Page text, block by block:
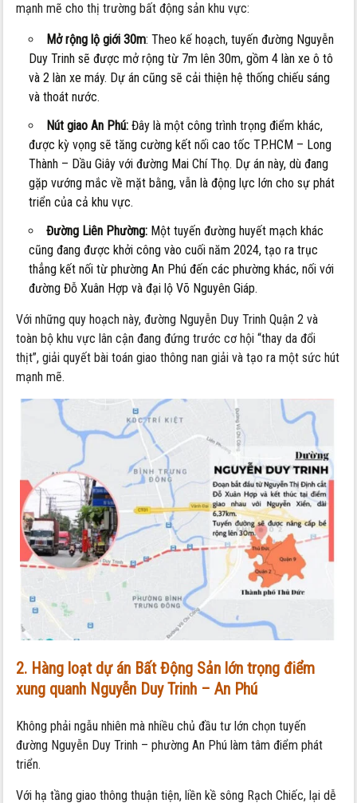
mạnh mẽ cho thị trường bất động sản khu vực:
Mở rộng lộ giới 30m: Theo kế hoạch, tuyến đường Nguyễn
Duy Trinh sẽ được mở rộng từ 7m lên 30m, gồm 4 làn xe ô tô
và 2 làn xe máy. Dự án cũng sẽ cải thiện hệ thống chiếu sáng
và thoát nước.
Nút giao An Phú: Đây là một công trình trọng điểm khác,
được kỳ vọng sẽ tăng cường kết nối cao tốc TP.HCM – Long
Thành – Dầu Giây với đường Mai Chí Thọ. Dự án này, dù đang
gặp vướng mắc về mặt bằng, vẫn là động lực lớn cho sự phát
triển của cả khu vực.
Đường Liên Phường: Một tuyến đường huyết mạch khác
cũng đang được khởi công vào cuối năm 2024, tạo ra trục
thẳng kết nối từ phường An Phú đến các phường khác, nối với
đường Đỗ Xuân Hợp và đại lộ Võ Nguyên Giáp.
Với những quy hoạch này, đường Nguyễn Duy Trinh Quận 2 và
toàn bộ khu vực lân cận đang đứng trước cơ hội “thay da đổi
thịt”, giải quyết bài toán giao thông nan giải và tạo ra một sức hút
mạnh mẽ.
2. Hàng loạt dự án Bất Động Sản lớn trọng điểm
xung quanh Nguyễn Duy Trinh – An Phú
Không phải ngẫu nhiên mà nhiều chủ đầu tư lớn chọn tuyến
đường Nguyễn Duy Trinh – phường An Phú làm tâm điểm phát
triển.
Với hạ tầng giao thông thuận tiện, liền kề sông Rạch Chiếc, lại dễ